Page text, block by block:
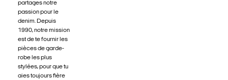
partages notre
passion pour le
denim. Depuis
1990, notre mission
est de te fournir les
pièces de garde-
robe les plus
stylées, pour que tu
aies toujours fière